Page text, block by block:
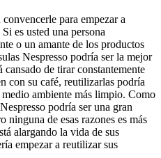
para empezar a
es usted una persona
o un amante de los productos
Nespresso podría ser la mejor
de tirar constantemente
con su café, reutilizarlas podría
ambiente más limpio. Como
podría ser una gran
ninguna de esas razones es más
alargando la vida de sus
empezar a reutilizar sus